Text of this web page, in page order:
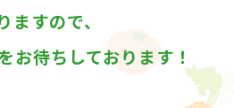
ますので、
お待ちしております！